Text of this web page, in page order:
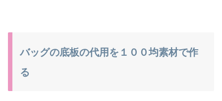
バッグの底板の代用を１００均素材で作
る